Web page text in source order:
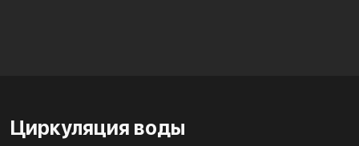
Циркуляция воды